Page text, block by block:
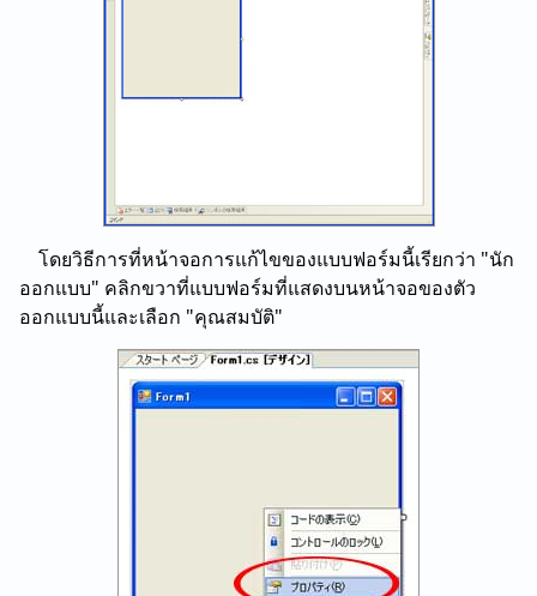
โดยวิธีการที่หน้าจอการแก้ไขของแบบฟอร์มนี้เรียกว่า "นัก
ออกแบบ" คลิกขวาที่แบบฟอร์มที่แสดงบนหน้าจอของตัว
ออกแบบนี้และเลือก "คุณสมบัติ"